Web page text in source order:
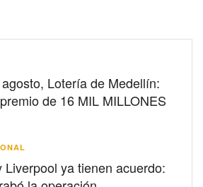
Lotería de Medellín:
de 16 MIL MILLONES
Liverpool ya tienen acuerdo: